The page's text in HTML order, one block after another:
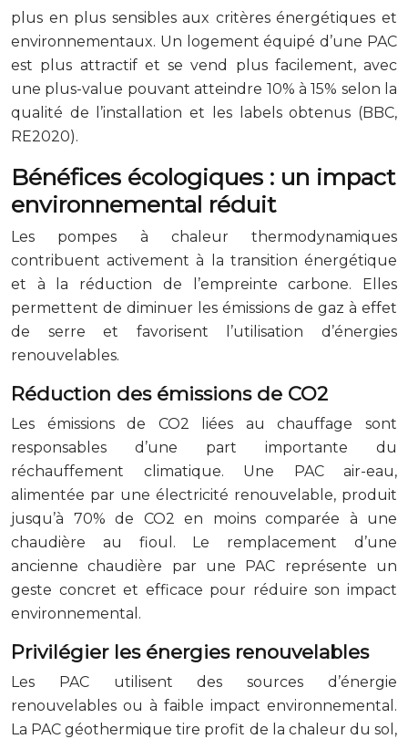
plus en plus sensibles aux critères énergétiques et
environnementaux. Un logement équipé d’une PAC
est plus attractif et se vend plus facilement, avec
une plus-value pouvant atteindre 10% à 15% selon la
qualité de l’installation et les labels obtenus (BBC,
RE2020).
Bénéfices écologiques : un impact
environnemental réduit
Les pompes à chaleur thermodynamiques
contribuent activement à la transition énergétique
et à la réduction de l’empreinte carbone. Elles
permettent de diminuer les émissions de gaz à effet
de serre et favorisent l’utilisation d’énergies
renouvelables.
Réduction des émissions de CO2
Les émissions de CO2 liées au chauffage sont
responsables d’une part importante du
réchauffement climatique. Une PAC air-eau,
alimentée par une électricité renouvelable, produit
jusqu’à 70% de CO2 en moins comparée à une
chaudière au fioul. Le remplacement d’une
ancienne chaudière par une PAC représente un
geste concret et efficace pour réduire son impact
environnemental.
Privilégier les énergies renouvelables
Les PAC utilisent des sources d’énergie
renouvelables ou à faible impact environnemental.
La PAC géothermique tire profit de la chaleur du sol,